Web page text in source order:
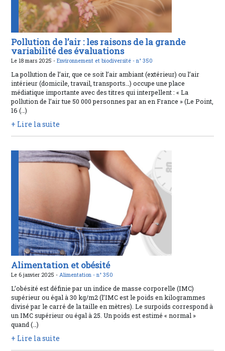
Pollution de l’air : les raisons de la grande
variabilité des évaluations
Le 18 mars 2025 -Environnement et biodiversité -n° 350
La pollution de l’air, que ce soit l’air ambiant (extérieur) ou l’air
intérieur (domicile, travail, transports…) occupe une place
médiatique importante avec des titres qui interpellent : « La
pollution de l’air tue 50 000 personnes par an en France » (Le Point,
16 (…)
+ Lire la suite
Alimentation et obésité
Le 6 janvier 2025 - Alimentation -n° 350
L’obésité est définie par un indice de masse corporelle (IMC)
supérieur ou égal à 30 kg/m2 (l’IMC est le poids en kilogrammes
divisé par le carré de la taille en mètres). Le surpoids correspond à
un IMC supérieur ou égal à 25. Un poids est estimé « normal »
quand (…)
+ Lire la suite